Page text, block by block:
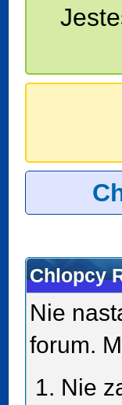
Chlopcy
Nie
forum.
Nie